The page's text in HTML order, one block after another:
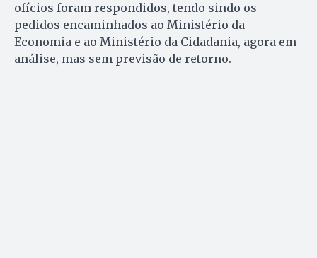
ofícios foram respondidos, tendo sindo os
pedidos encaminhados ao Ministério da
Economia e ao Ministério da Cidadania, agora em
análise, mas sem previsão de retorno.